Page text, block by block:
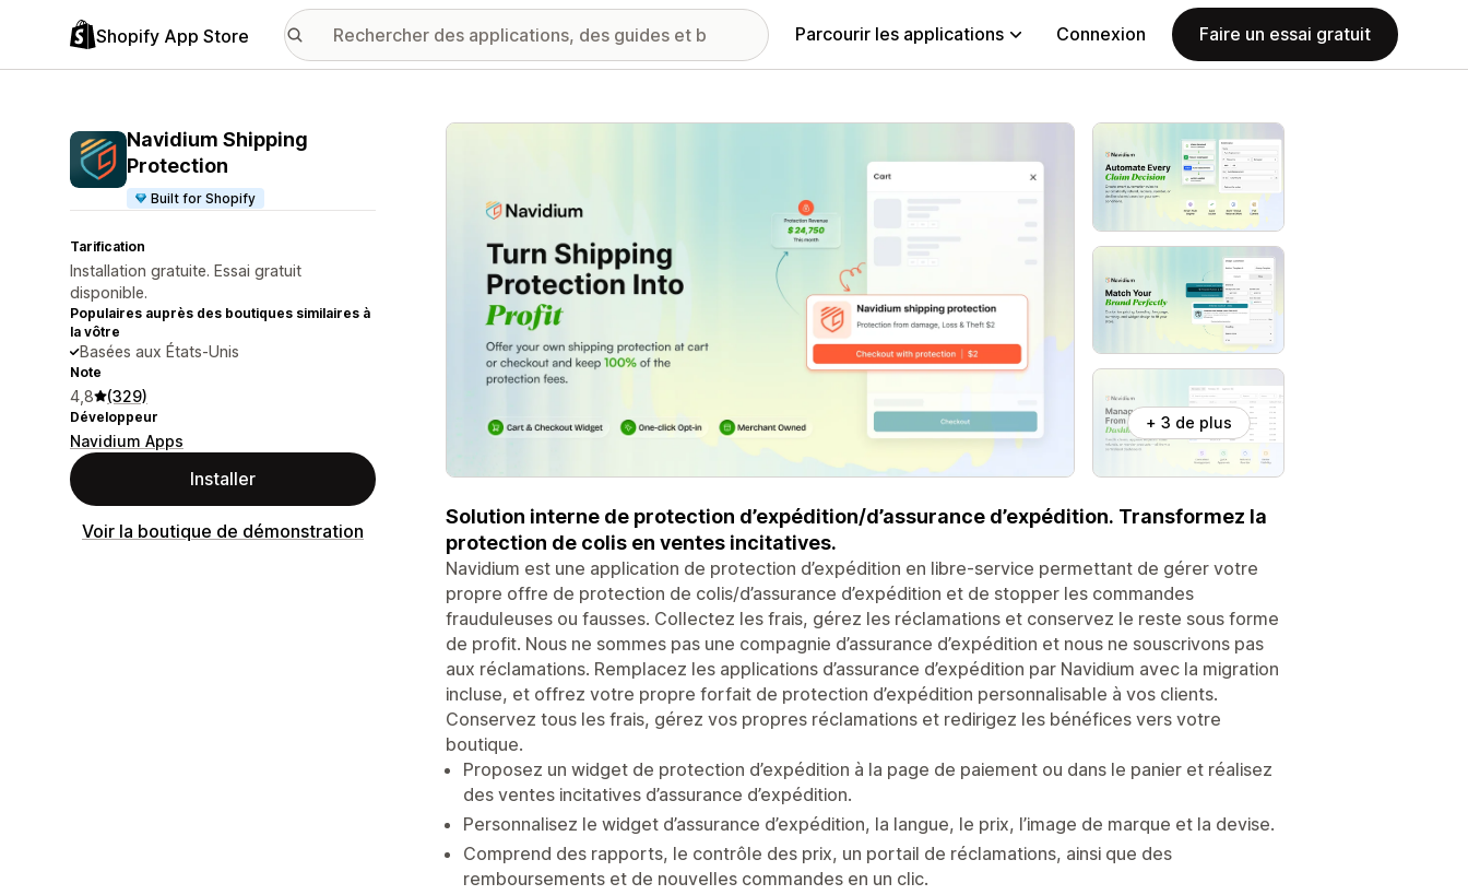
Shopify App Store Parcourir les applications Connexion Faire un essai gratuit
Navidium Shipping
Protection
Built for Shopify
Tarification
Installation gratuite. Essai gratuit
disponible.
Populaires auprès des boutiques similaires à
la vôtre
Basées aux États-Unis
Note
4,8 (329)
Développeur
Navidium Apps
Installer
Voir la boutique de démonstration
Galerie d’images vedette
+ 3 de plus
Solution interne de protection d’expédition/d’assurance d’expédition. Transformez la
protection de colis en ventes incitatives.
Navidium est une application de protection d’expédition en libre-service permettant de gérer votre
propre offre de protection de colis/d’assurance d’expédition et de stopper les commandes
frauduleuses ou fausses. Collectez les frais, gérez les réclamations et conservez le reste sous forme
de profit. Nous ne sommes pas une compagnie d’assurance d’expédition et nous ne souscrivons pas
aux réclamations. Remplacez les applications d’assurance d’expédition par Navidium avec la migration
incluse, et offrez votre propre forfait de protection d’expédition personnalisable à vos clients.
Conservez tous les frais, gérez vos propres réclamations et redirigez les bénéfices vers votre
boutique.
Proposez un widget de protection d’expédition à la page de paiement ou dans le panier et réalisez
des ventes incitatives d’assurance d’expédition.
Personnalisez le widget d’assurance d’expédition, la langue, le prix, l’image de marque et la devise.
Comprend des rapports, le contrôle des prix, un portail de réclamations, ainsi que des
remboursements et de nouvelles commandes en un clic.